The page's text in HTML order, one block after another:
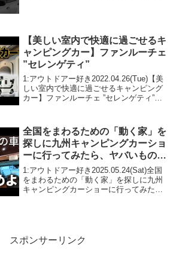
【美しい室内で快適に過ごせるキ
ャンピングカー】ファンルーチェ
”セレンゲティ”
1:アウトドアー好き2022.04.26(Tue)【美
しい室内で快適に過ごせるキャンピング
カー】ファンルーチェ ”セレンゲティ”っ
2022.04.26(Tue)この動画は注目です！3...
全国をまわるための「動く家」を
探しに九州キャンピングカーショ
ーに行ってみたら、ヤバいものだ
らけだった！
1:アウトドアー好き2025.05.24(Sat)全国
をまわるための「動く家」を探しに九州
キャンピングカーショーに行ってみた
スポンサーリンク